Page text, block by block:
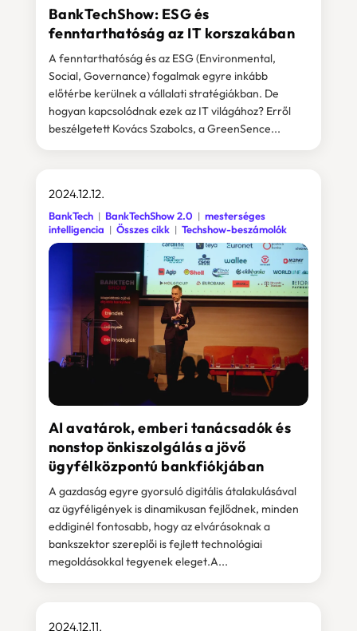
BankTechShow: ESG és
fenntarthatóság az IT korszakában
A fenntarthatóság és az ESG (Environmental,
Social, Governance) fogalmak egyre inkább
előtérbe kerülnek a vállalati stratégiákban. De
hogyan kapcsolódnak ezek az IT világához? Erről
beszélgetett Kovács Szabolcs, a GreenSence...
AI avatárok, emberi tanácsadók és
nonstop önkiszolgálás a jövő
ügyfélközpontú bankfiókjában
2024.12.12.
BankTech BankTechShow 2.0
mesterséges
intelligencia
Összes cikk Techshow-beszámolók
A gazdaság egyre gyorsuló digitális átalakulásával
az ügyféligények is dinamikusan fejlődnek, minden
eddiginél fontosabb, hogy az elvárásoknak a
bankszektor szereplői is fejlett technológiai
megoldásokkal tegyenek eleget.A...
2024.12.11.